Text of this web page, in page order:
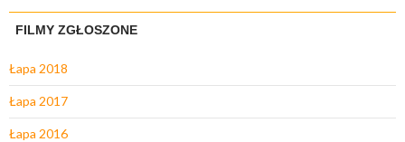
FILMY ZGŁOSZONE
Łapa 2018
Łapa 2017
Łapa 2016